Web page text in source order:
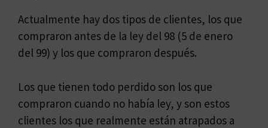
Actualmente hay dos tipos de clientes, los que
compraron antes de la ley del 98 (5 de enero
del 99) y los que compraron después.
Los que tienen todo perdido son los que
compraron cuando no había ley, y son estos
clientes los que realmente están atrapados a